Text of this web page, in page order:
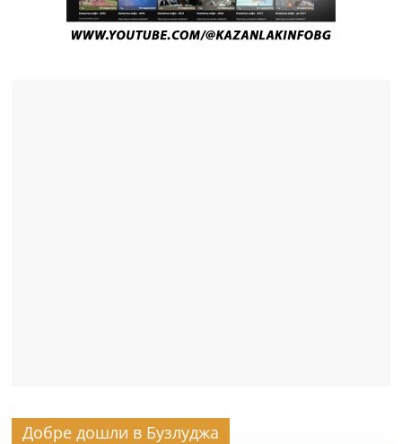
Добре дошли в Бузлуджа